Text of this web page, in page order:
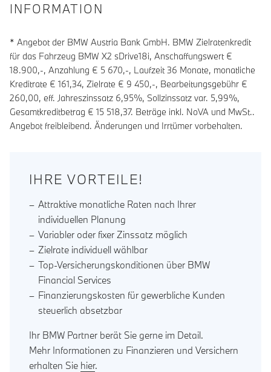
INFORMATION
* Angebot der BMW Austria Bank GmbH. BMW Zielratenkredit
für das Fahrzeug BMW X2 sDrive18i, Anschaffungswert €
18.900,-, Anzahlung € 5 670,-, Laufzeit36 Monate, monatliche
Kreditrate € 161,34, Zielrate € 9 450,-, Bearbeitungsgebühr €
260,00, eff. Jahreszinssatz 6,95%, Sollzinssatz var. 5,99%,
Gesamtkreditbetrag € 15 518,37. Beträge inkl. NoVA und MwSt..
Angebot freibleibend. Änderungen und Irrtümer vorbehalten.
IHRE VORTEILE!
Attraktive monatliche Raten nach Ihrer
individuellen Planung
Variabler oder fixer Zinssatz möglich
Zielrate individuell wählbar
Top-Versicherungskonditionen über BMW
Financial Services
Finanzierungskosten für gewerbliche Kunden
steuerlich absetzbar
Ihr BMW Partner berät Sie gerne im Detail.
Mehr Informationen zu Finanzieren und Versichern
erhalten Sie hier.